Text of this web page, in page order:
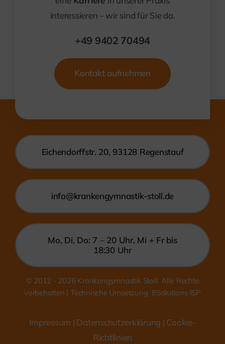
interessieren – wir sind für Sie da.
+49 9402 70494
Kontakt aufnehmen
Eichendorffstr. 20, 93128 Regenstauf
info@krankengymnastik-stoll.de
Mo, Di, Do: 7 – 20 Uhr, Mi + Fr bis
18:30 Uhr
© 2012 - 2026 Krankengymnastik Stoll. Alle Rechte
vorbehalten | Technische Umsetzung 8Solutions ISP
Impressum | Datenschutzerklärung | Cookie-
Richtlinien